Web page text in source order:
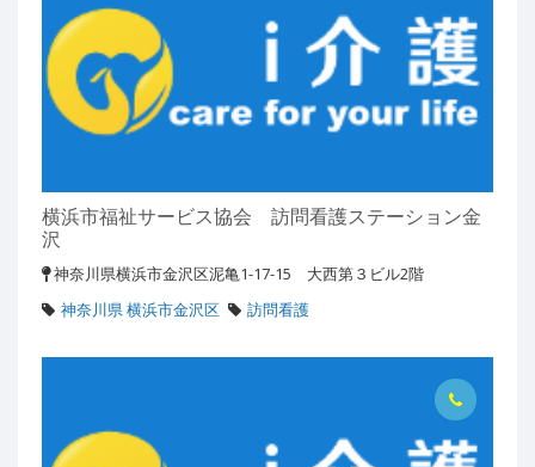
横浜市福祉サービス協会 訪問看護ステーション金
沢
神奈川県横浜市金沢区泥亀1-17-15 大西第３ビル2階
神奈川県 横浜市金沢区
訪問看護